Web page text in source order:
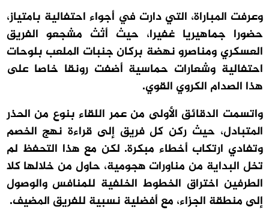
وعرفت المباراة، التي دارت في أجواء احتفالية بامتياز،
حضورا جماهيريا غفيرا، حيث أثث مشجعو الفريق
العسكري ومناصرو نهضة بركان جنبات الملعب بلوحات
احتفالية وشعارات حماسية أضفت رونقا خاصا على
هذا الصدام الكروي القوي.
واتسمت الدقائق الأولى من عمر اللقاء بنوع من الحذر
المتبادل، حيث ركن كل فريق إلى قراءة نهج الخصم
وتفادي ارتكاب أخطاء مبكرة. لكن مع هذا التحفظ لم
تخل البداية من مناورات هجومية، حاول من خلالها كلا
الطرفين اختراق الخطوط الخلفية للمنافس والوصول
إلى منطقة الجزاء، مع أفضلية نسبية للفريق المضيف.